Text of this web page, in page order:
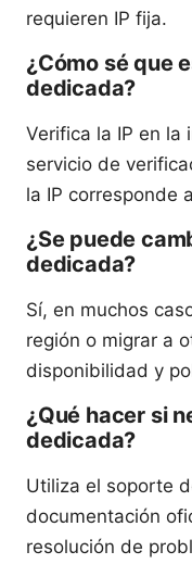
requieren IP fija.
¿Cómo sé que
dedicada?
Verifica la IP en la
servicio de
la IP corresponde
¿Se puede
dedicada?
Sí, en muchos
región o migrar a
disponibilidad y
¿Qué hacer si
dedicada?
Utiliza el soporte
documentación
resolución de